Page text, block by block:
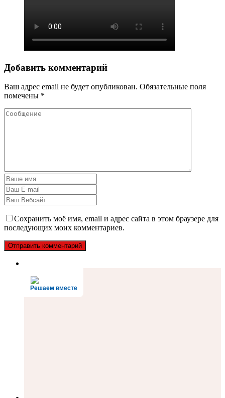
Добавить комментарий
Ваш адрес email не будет опубликован. Обязательные поля
помечены *
Сохранить моё имя, email и адрес сайта в этом браузере для
последующих моих комментариев.
Решаем вместе